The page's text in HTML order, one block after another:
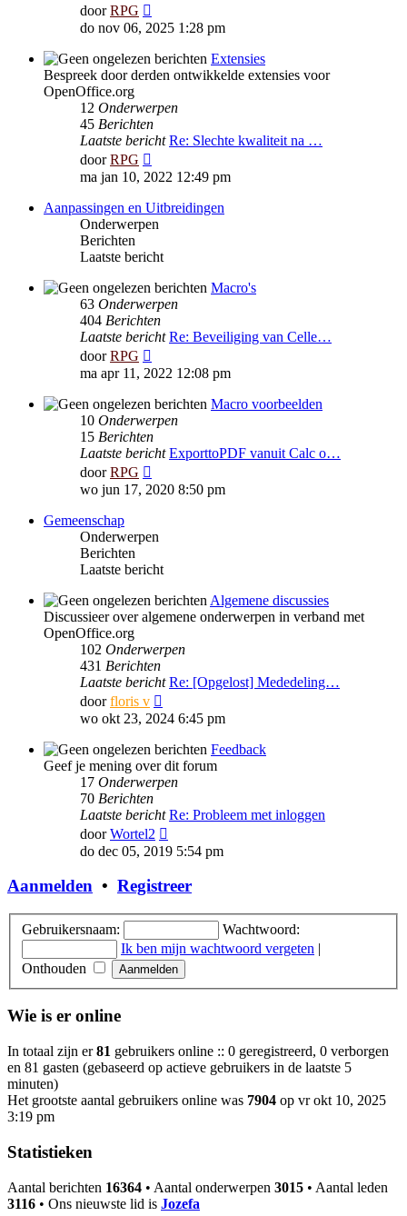
doorRPG
laatste
do nov 06, 2025 1:28 pm
Extensies
Bespreek door derden ontwikkelde extensies voor
OpenOffice.org
12 Onderwerpen
45 Berichten
Laatste bericht Re: Slechte kwaliteit na …
doorRPG
laatste
ma jan 10, 2022 12:49 pm
Aanpassingen en Uitbreidingen
Onderwerpen
Berichten
Laatste bericht
Macro's
63 Onderwerpen
404 Berichten
Laatste bericht Re: Beveiliging van Celle…
doorRPG
laatste
ma apr 11, 2022 12:08 pm
Macro voorbeelden
10 Onderwerpen
15 Berichten
Laatste bericht ExporttoPDF vanuit Calc o…
doorRPG
laatste
wo jun 17, 2020 8:50 pm
Gemeenschap
Onderwerpen
Berichten
Laatste bericht
Algemene discussies
Discussieer over algemene onderwerpen in verband met
OpenOffice.org
102 Onderwerpen
431 Berichten
Laatste bericht Re: [Opgelost] Mededeling…
doorfloris v
laatste
wo okt 23, 2024 6:45 pm
Feedback
Geef je mening over dit forum
17 Onderwerpen
70 Berichten
Laatste bericht Re: Probleem met inloggen
doorWortel2
laatste
bericht
do dec 05, 2019 5:54 pm
Aanmelden • Registreer
Gebruikersnaam:
Wachtwoord:
Ik ben mijn wachtwoord vergeten |
Onthouden
Wie is er online
In totaal zijn er81 gebruikers online :: 0 geregistreerd, 0 verborgen
en 81 gasten (gebaseerd op actieve gebruikers in de laatste 5
minuten)
Het grootste aantal gebruikers online was 7904 op vr okt 10, 2025
3:19 pm
Statistieken
Aantal berichten 16364 • Aantal onderwerpen 3015 • Aantal leden
3116 • Ons nieuwste lid is Jozefa